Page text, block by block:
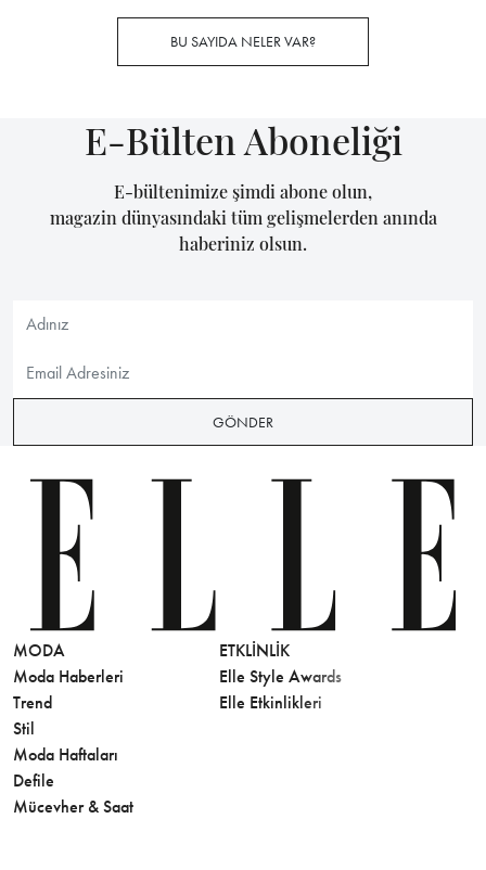
BU SAYIDA NELER VAR?
E-Bülten Aboneliği
E-bültenimize şimdi abone olun,
magazin dünyasındaki tüm gelişmelerden anında
haberiniz olsun.
GÖNDER
MODA
Moda Haberleri
Trend
Stil
Moda Haftaları
Defile
Mücevher & Saat
ETKLINLIK
Elle Style Awards
Elle Etkinlikleri